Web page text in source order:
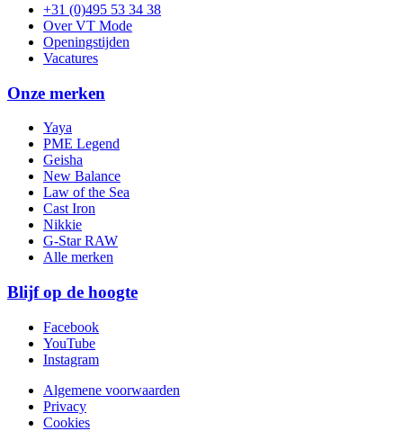
+31 (0)495 53 34 38
Over VT Mode
Openingstijden
Vacatures
Onze merken
Yaya
PME Legend
Geisha
New Balance
Law of the Sea
Cast Iron
Nikkie
G-Star RAW
Alle merken
Blijf op de hoogte
Facebook
YouTube
Instagram
Algemene voorwaarden
Privacy
Cookies